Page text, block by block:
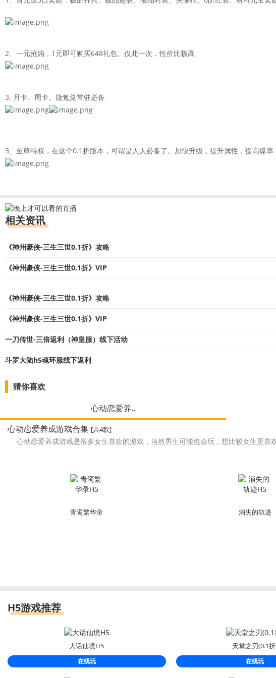
2、一元抢购，1元即可购买648礼包。仅此一次，性价比极高
3. 月卡、周卡。微氪党常驻必备
3、至尊特权，在这个0.1折版本，可谓是人人必备了。加快升级，提升属性，提高爆率
相关资讯
《神州豪侠-三生三世0.1折》攻略
《神州豪侠-三生三世0.1折》VIP
《神州豪侠-三生三世0.1折》攻略
《神州豪侠-三生三世0.1折》VIP
一刀传世-三倍返利（神皇服）线下活动
斗罗大陆h5魂环服线下返利
猜你喜欢
心动恋爱养..
心动恋爱养成游戏合集 [共4款]
心动恋爱养成游戏是很多女生喜欢的游戏，当然男生可能也会玩，想比较女生更
青鸾繁华录 消失的轨迹
H5游戏推荐
大话仙境H5
在线玩
天堂之刃(0.1
在线玩